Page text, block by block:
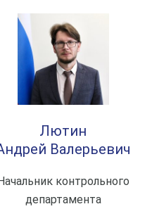
Лютин
Валерьевич
контрольного
департамента